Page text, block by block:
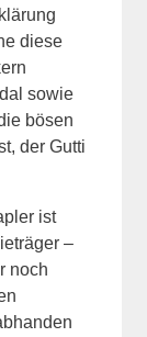
diese
sowie
bösen
der Gutti
ist
–
noch